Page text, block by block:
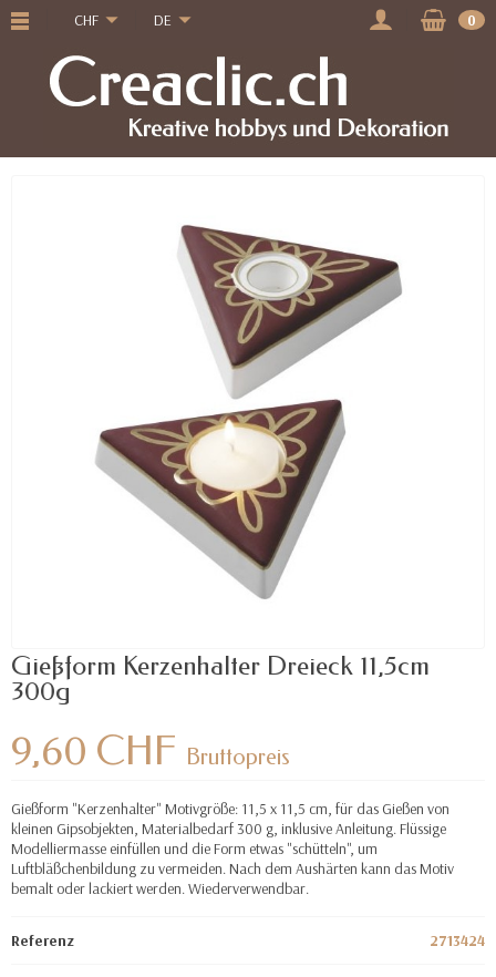
CHF DE 0
Gießform Kerzenhalter Dreieck 11,5cm
300g
9,60 CHF Bruttopreis
Gießform "Kerzenhalter" Motivgröße: 11,5 x 11,5 cm, für das Gießen von
kleinen Gipsobjekten, Materialbedarf 300 g, inklusive Anleitung. Flüssige
Modelliermasse einfüllen und die Form etwas "schütteln", um
Luftbläßchenbildung zu vermeiden. Nach dem Aushärten kann das Motiv
bemalt oder lackiert werden. Wiederverwendbar.
Referenz 2713424